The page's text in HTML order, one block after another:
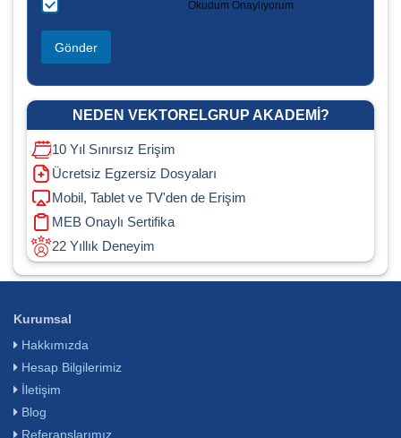
a
*
K
V
K
*
Okudum Onaylıyorum
Gönder
NEDEN VEKTORELGRUP AKADEMI?
10 Yıl Sınırsız Erişim
Ücretsiz Egzersiz Dosyaları
Mobil, Tablet ve TV'den de Erişim
MEB Onaylı Sertifika
22 Yıllık Deneyim
Kurumsal
Hakkımızda
Hesap Bilgilerimiz
İletişim
Blog
Referanslarımız